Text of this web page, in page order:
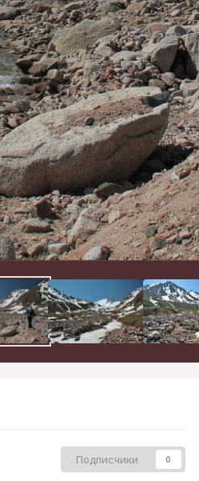
Подписчики 0